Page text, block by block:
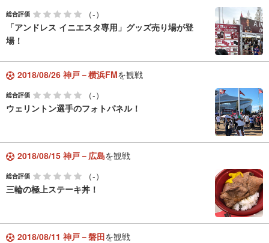
総合評価
（-）
「アンドレス イニエスタ専用」グッズ売り場が登
場！
2018/08/26 神戸－横浜FMを観戦
総合評価
（-）
ウェリントン選手のフォトパネル！
2018/08/15 神戸－広島を観戦
総合評価
（-）
三輪の極上ステーキ丼！
2018/08/11 神戸－磐田を観戦